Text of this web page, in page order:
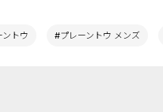
トウ #プレーントウ メンズ